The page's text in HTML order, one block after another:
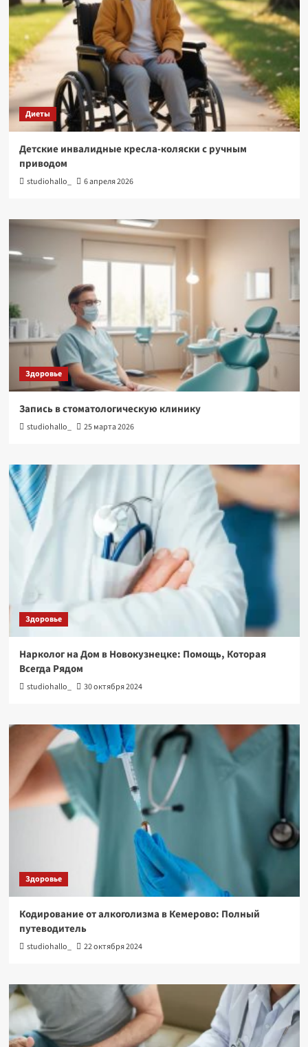
Диеты
Детские инвалидные кресла-коляски с ручным
приводом
studiohallo_ 6 апреля 2026
Здоровье
Запись в стоматологическую клинику
studiohallo_ 25 марта 2026
Здоровье
Нарколог на Дом в Новокузнецке: Помощь, Которая
Всегда Рядом
studiohallo_ 30 октября 2024
Здоровье
Кодирование от алкоголизма в Кемерово: Полный
путеводитель
studiohallo_ 22 октября 2024